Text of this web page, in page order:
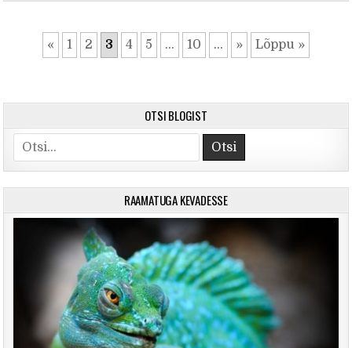
« 1 2 3 4 5 ... 10 ... » Lõppu »
OTSI BLOGIST
Search for:
RAAMATUGA KEVADESSE